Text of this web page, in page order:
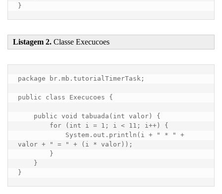
}
Listagem 2. Classe Execucoes
package br.mb.tutorialTimerTask;
public class Execucoes {
valor + " = " + (i * valor));
}